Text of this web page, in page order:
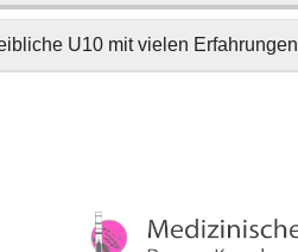
U10 mit vielen Erfahrungen